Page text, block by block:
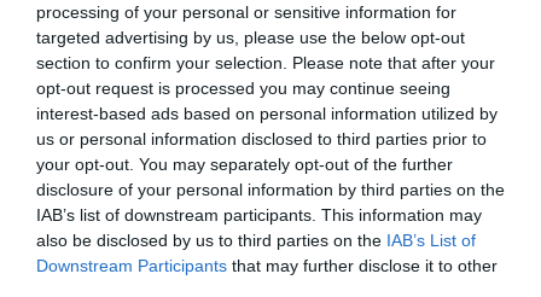
processing of your personal or sensitive information for
targeted advertising by us, please use the below opt-out
section to confirm your selection. Please note that after your
opt-out request is processed you may continue seeing
interest-based ads based on personal information utilized by
us or personal information disclosed to third parties prior to
your opt-out. You may separately opt-out of the further
disclosure of your personal information by third parties on the
IAB’s list of downstream participants. This information may
also be disclosed by us to third parties on the IAB’s List of
Downstream Participants that may further disclose it to other